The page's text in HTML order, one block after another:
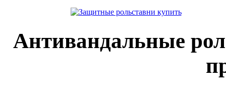
Антивандальные